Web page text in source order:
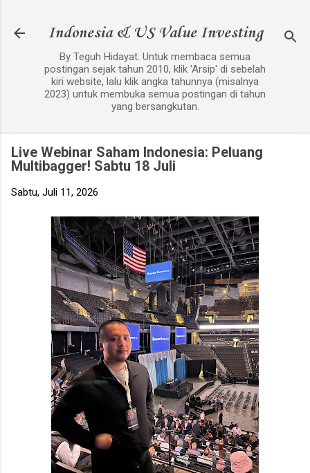
Indonesia & US Value Investing
By Teguh Hidayat. Untuk membaca semua
postingan sejak tahun 2010, klik 'Arsip' di sebelah
kiri website, lalu klik angka tahunnya (misalnya
2023) untuk membuka semua postingan di tahun
yang bersangkutan.
Live Webinar Saham Indonesia: Peluang
Multibagger! Sabtu 18 Juli
Sabtu, Juli 11, 2026